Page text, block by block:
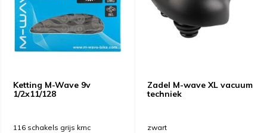
Ketting M-Wave 9v
1/2x11/128
116 schakels grijs kmc
Zadel M-wave XL vacuum
techniek
zwart